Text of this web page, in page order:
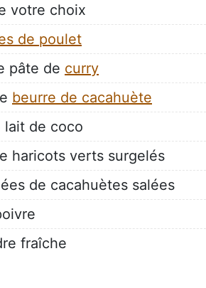
votre choix
de poulet
pâte de curry
beurre de cacahuète
lait de coco
haricots verts surgelés
de cacahuètes salées
fraîche